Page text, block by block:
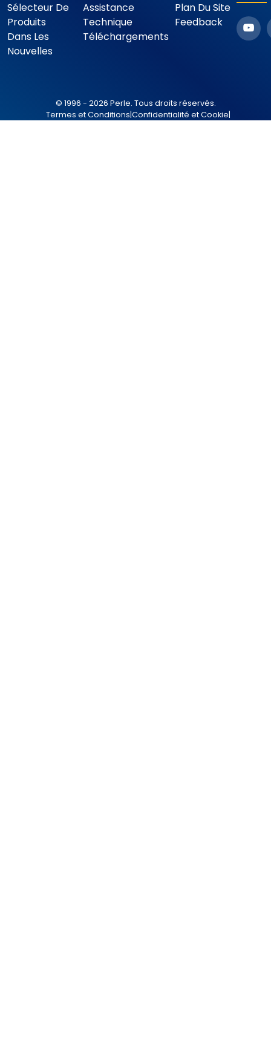
Sélecteur De
Produits
Dans Les
Nouvelles
Assistance
Technique
Téléchargements
Plan Du Site
Feedback
© 1996 - 2026 Perle. Tous droits réservés.
Termes et Conditions|Confidentialité et Cookie|